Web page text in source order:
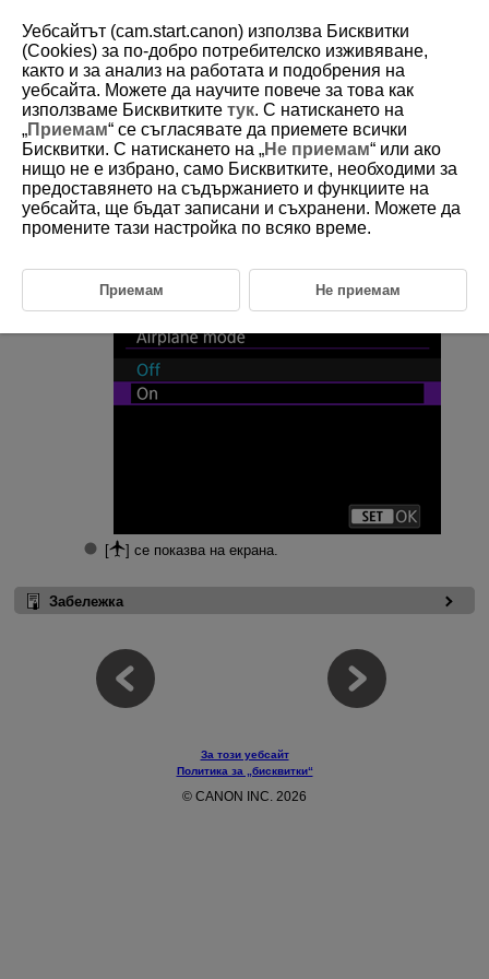
D388-183
Самолетен режим
Можете временно да деактивирате функциитеWi-Fiи Bluetooth.
режим] (
).
Задайте [On
[ ] се показва на екрана.
Забележка
За този уебсайт
Политика за „бисквитки“
© CANON INC. 2026
Уебсайтът (cam.start.canon) използва Бисквитки
(Cookies) за по-добро потребителско изживяване,
както и за анализ на работата и подобрения на
уебсайта. Можете да научите повече за това как
използваме Бисквитките тук. С натискането на
„Приемам“ се съгласявате да приемете всички
Бисквитки. С натискането на „Не приемам“ или ако
нищо не е избрано, само Бисквитките, необходими за
предоставянето на съдържанието и функциите на
уебсайта, ще бъдат записани и съхранени. Можете да
промените тази настройка по всяко време.
Приемам Не приемам